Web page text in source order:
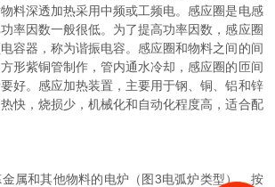
料深透加热采用中频或工频电。感应圈是电感
率因数一般很低。为了提高功率因数，感应圈
容器，称为谐振电容。感应圈和物料之间的间
形紫铜管制作，管内通水冷却，感应圈的匝间
好。感应加热装置，主要用于钢、铜、铝和锌
快，烧损少，机械化和自动化程度高，适合配
属和其他物料的电炉（图3电弧炉类型）。按